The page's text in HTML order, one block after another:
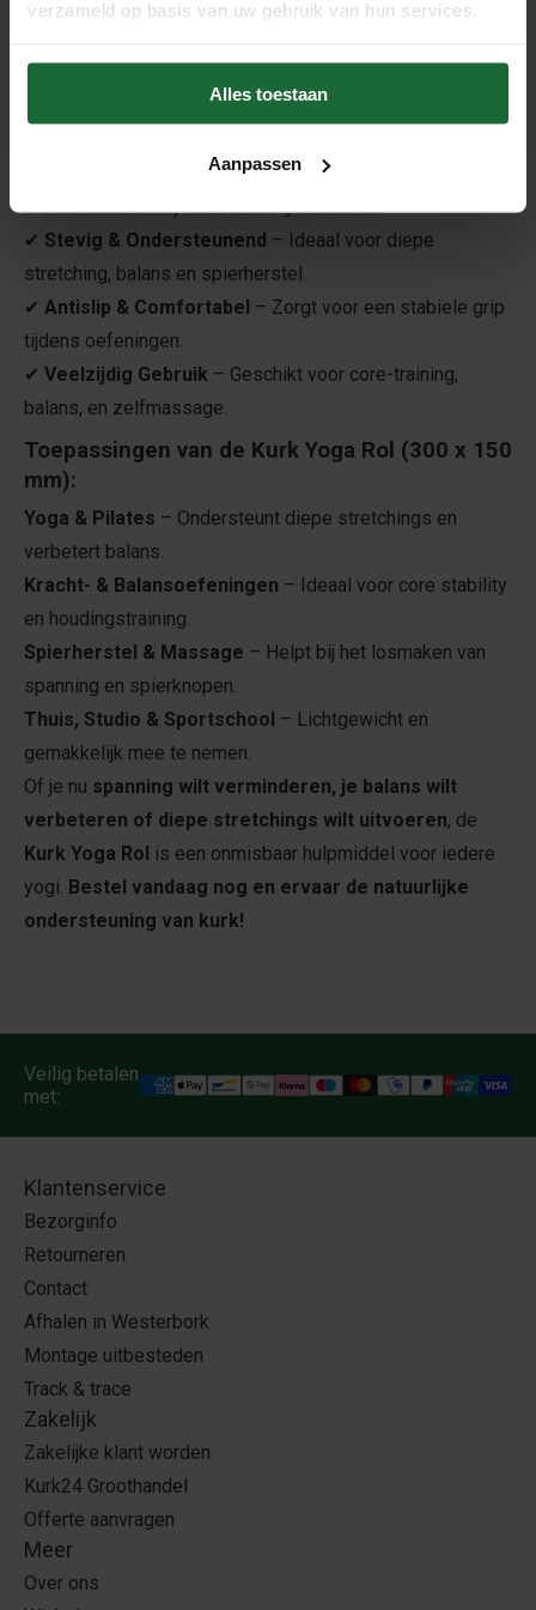
verzameld op basis van uw gebruik van hun services.
Alles toestaan
Aanpassen
stevige en duurzame kurkmateriaal biedt deze roller
optimale ondersteuning bij yoga, pilates en
100% Natuurlijk Kurk– Duurzaam, biologisch
✔ Stevig & Ondersteunend – Ideaal voor diepe
stretching, balans en spierherstel.
✔ Antislip & Comfortabel – Zorgt voor een stabiele grip
tijdens oefeningen.
✔ Veelzijdig Gebruik – Geschikt voor core-training,
balans, en zelfmassage.
Toepassingen van de Kurk Yoga Rol (300 x 150
mm):
Yoga & Pilates – Ondersteunt diepe stretchings en
verbetert balans.
Kracht- & Balansoefeningen – Ideaal voor core stability
en houdingstraining.
Spierherstel & Massage – Helpt bij het losmaken van
spanning en spierknopen.
Thuis, Studio & Sportschool – Lichtgewicht en
gemakkelijk mee te nemen.
Of je nu spanning wilt verminderen, je balans wilt
verbeteren of diepe stretchings wilt uitvoeren, de
Kurk Yoga Rol is een onmisbaar hulpmiddel voor iedere
yogi. Bestel vandaag nog en ervaar de natuurlijke
ondersteuning van kurk!
Veilig betalen
met:
Klantenservice
Bezorginfo
Retourneren
Contact
Afhalen in Westerbork
Montage uitbesteden
Track & trace
Zakelijk
Zakelijke klant worden
Kurk24 Groothandel
Offerte aanvragen
Meer
Over ons